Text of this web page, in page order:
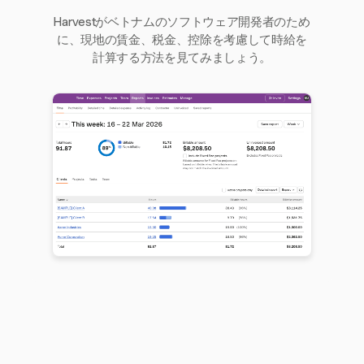
Harvestがベトナムのソフトウェア開発者のため
に、現地の賃金、税金、控除を考慮して時給を
計算する方法を見てみましょう。